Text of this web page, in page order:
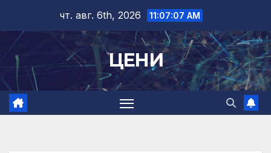
content
чт. авг. 6th, 2026 11:07:08 AM
ЦЕНИ